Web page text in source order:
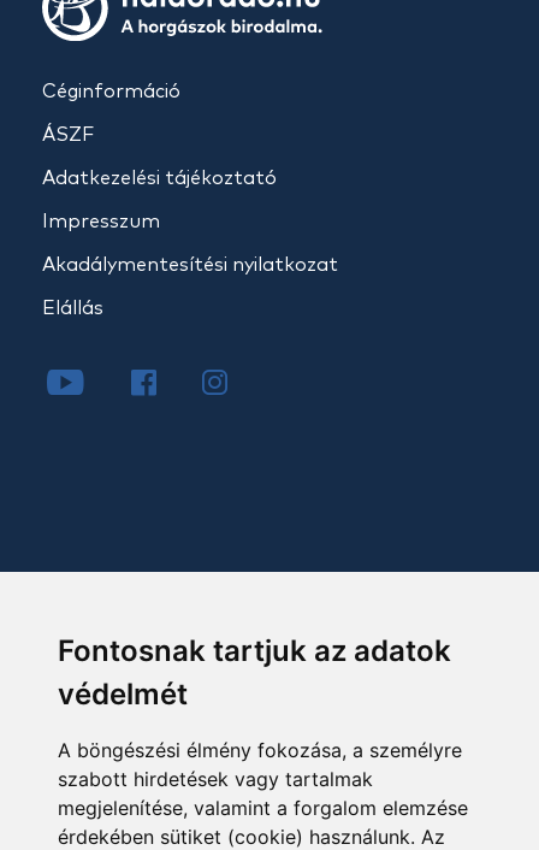
Fontosnak tartjuk az adatok
védelmét
A böngészési élmény fokozása, a személyre
szabott hirdetések vagy tartalmak
megjelenítése, valamint a forgalom elemzése
érdekében sütiket (cookie) használunk. Az
Céginformáció
ÁSZF
Adatkezelési tájékoztató
Impresszum
Akadálymentesítési nyilatkozat
Elállás